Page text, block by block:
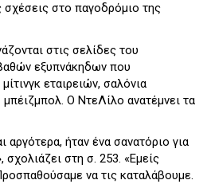
σχέσεις στο παγοδρόμιο της
στις σελίδες του
εξυπνάκηδων που
εταιρειών, σαλόνια
Ο ΝτεΛίλο ανατέμνει τα
αργότερα, ήταν ένα σανατόριο για
σχολιάζει στη σ. 253. «Εμείς
να τις καταλάβουμε.